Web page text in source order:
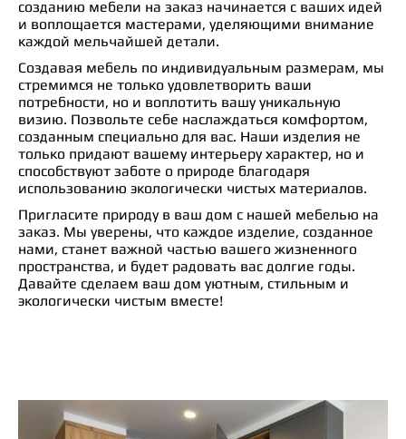
созданию мебели на заказ начинается с ваших идей
и воплощается мастерами, уделяющими внимание
каждой мельчайшей детали.
Создавая мебель по индивидуальным размерам, мы
стремимся не только удовлетворить ваши
потребности, но и воплотить вашу уникальную
визию. Позвольте себе наслаждаться комфортом,
созданным специально для вас. Наши изделия не
только придают вашему интерьеру характер, но и
способствуют заботе о природе благодаря
использованию экологически чистых материалов.
Пригласите природу в ваш дом с нашей мебелью на
заказ. Мы уверены, что каждое изделие, созданное
нами, станет важной частью вашего жизненного
пространства, и будет радовать вас долгие годы.
Давайте сделаем ваш дом уютным, стильным и
экологически чистым вместе!